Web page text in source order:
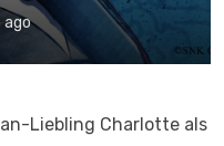
ago
Liebling Charlotte als